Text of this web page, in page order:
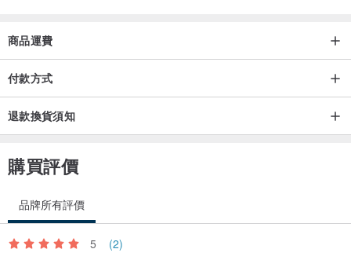
商品運費
付款方式
退款換貨須知
購買評價
品牌所有評價
5 (2)